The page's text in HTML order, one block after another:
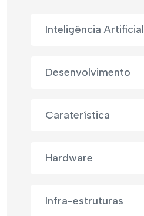
Inteligência Artificial
Desenvolvimento
Caraterística
Hardware
Infra-estruturas